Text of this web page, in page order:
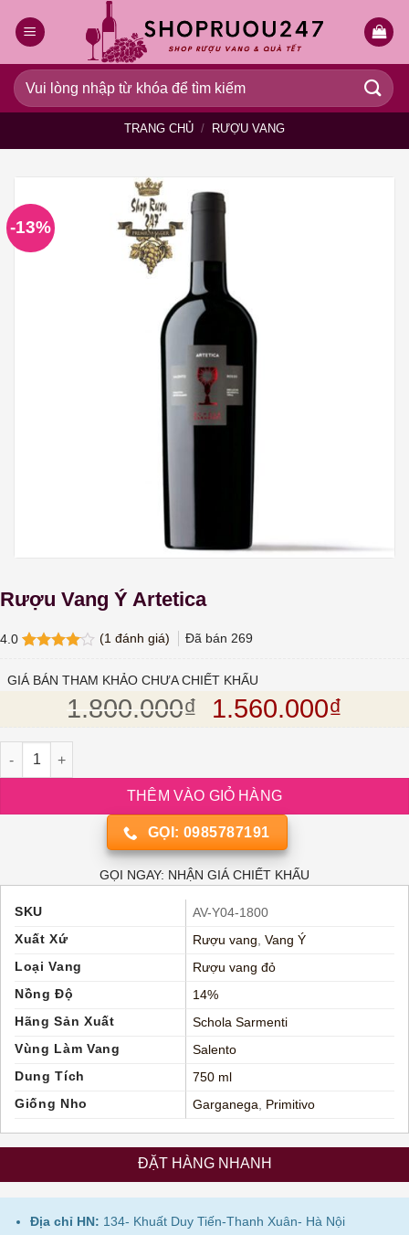
qua
dung
Tìm
kiếm:
TRANG CHỦ / RƯỢU VANG
-13%
Rượu Vang Ý Artetica
4.0
5 dựa
(1 đánh giá) Đã bán 269
GIÁ BÁN THAM KHẢO CHƯA CHIẾT KHẤU
1.800.000₫ Giá gốc là:
1.560.000₫
Rượu Vang Ý Artetica số lượng
THÊM VÀO GIỎ HÀNG
GỌI: 0985787191
GỌI NGAY: NHẬN GIÁ CHIẾT KHẤU
SKU
AV-Y04-1800
Xuất Xứ
Rượu vang Vang Ý
Loại Vang
Rượu vang đỏ
Nồng Độ
14%
Hãng Sản Xuất
Schola Sarmenti
Vùng Làm Vang
Salento
Dung Tích
750 ml
Giống Nho
Garganega Primitivo
ĐẶT HÀNG NHANH
Địa chỉ HN: 134- Khuất Duy Tiến-Thanh Xuân- Hà Nội